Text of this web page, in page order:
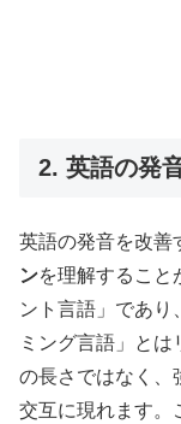
2. 英語の発
英語の発音を改善
ンを理解すること
ント言語」であり
ミング言語」と
の長さではなく、
交互に現れます。